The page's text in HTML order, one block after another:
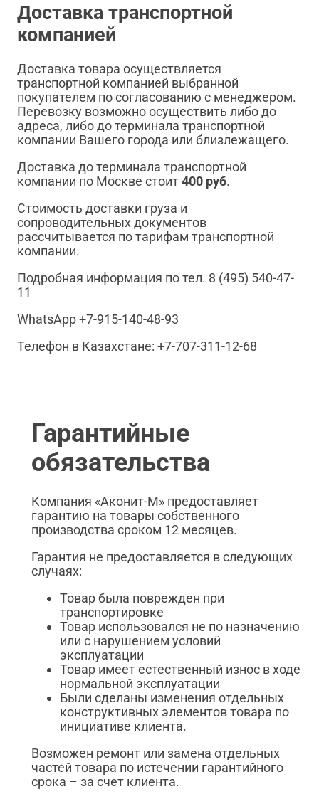
Доставка транспортной
компанией
Доставка товара осуществляется
транспортной компанией выбранной
покупателем по согласованию с менеджером.
Перевозку возможно осуществить либо до
адреса, либо до терминала транспортной
компании Вашего города или близлежащего.
Доставка до терминала транспортной
компании по Москве стоит400 руб.
Стоимость доставки груза и
сопроводительных документов
рассчитывается по тарифам транспортной
компании.
Подробная информация по тел. 8 (495) 540-47-
11
WhatsApp +7-915-140-48-93
Телефон в Казахстане: +7-707-311-12-68
Гарантийные
обязательства
Компания «Аконит-М» предоставляет
гарантию на товары собственного
производства сроком 12 месяцев.
Гарантия не предоставляется в следующих
случаях:
Товар была поврежден при
транспортировке
Товар использовался не по назначению
или с нарушением условий
эксплуатации
Товар имеет естественный износ в ходе
нормальной эксплуатации
Были сделаны изменения отдельных
конструктивных элементов товара по
инициативе клиента.
Возможен ремонт или замена отдельных
частей товара по истечении гарантийного
срока – за счет клиента.